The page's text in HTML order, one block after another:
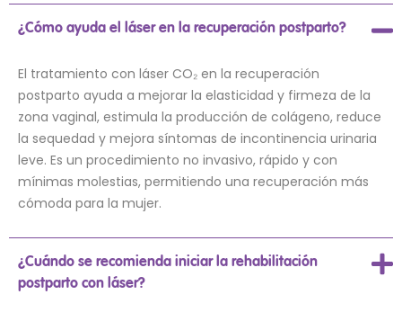
¿Cómo ayuda el láser en la recuperación postparto?
El tratamiento con láser CO₂ en la recuperación
postparto ayuda a mejorar la elasticidad y firmeza de la
zona vaginal, estimula la producción de colágeno, reduce
la sequedad y mejora síntomas de incontinencia urinaria
leve. Es un procedimiento no invasivo, rápido y con
mínimas molestias, permitiendo una recuperación más
cómoda para la mujer.
¿Cuándo se recomienda iniciar la rehabilitación
postparto con láser?